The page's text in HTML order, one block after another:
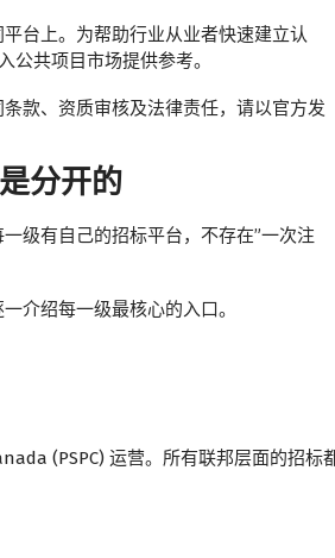
台上。为帮助行业从业者快速建立认
公共项目市场提供参考。
款、资质审核及法律责任，请以官方发
分开的
级有自己的招标平台，不存在”一次注
介绍每一级最核心的入口。
(PSPC) 运营。所有联邦层面的招标